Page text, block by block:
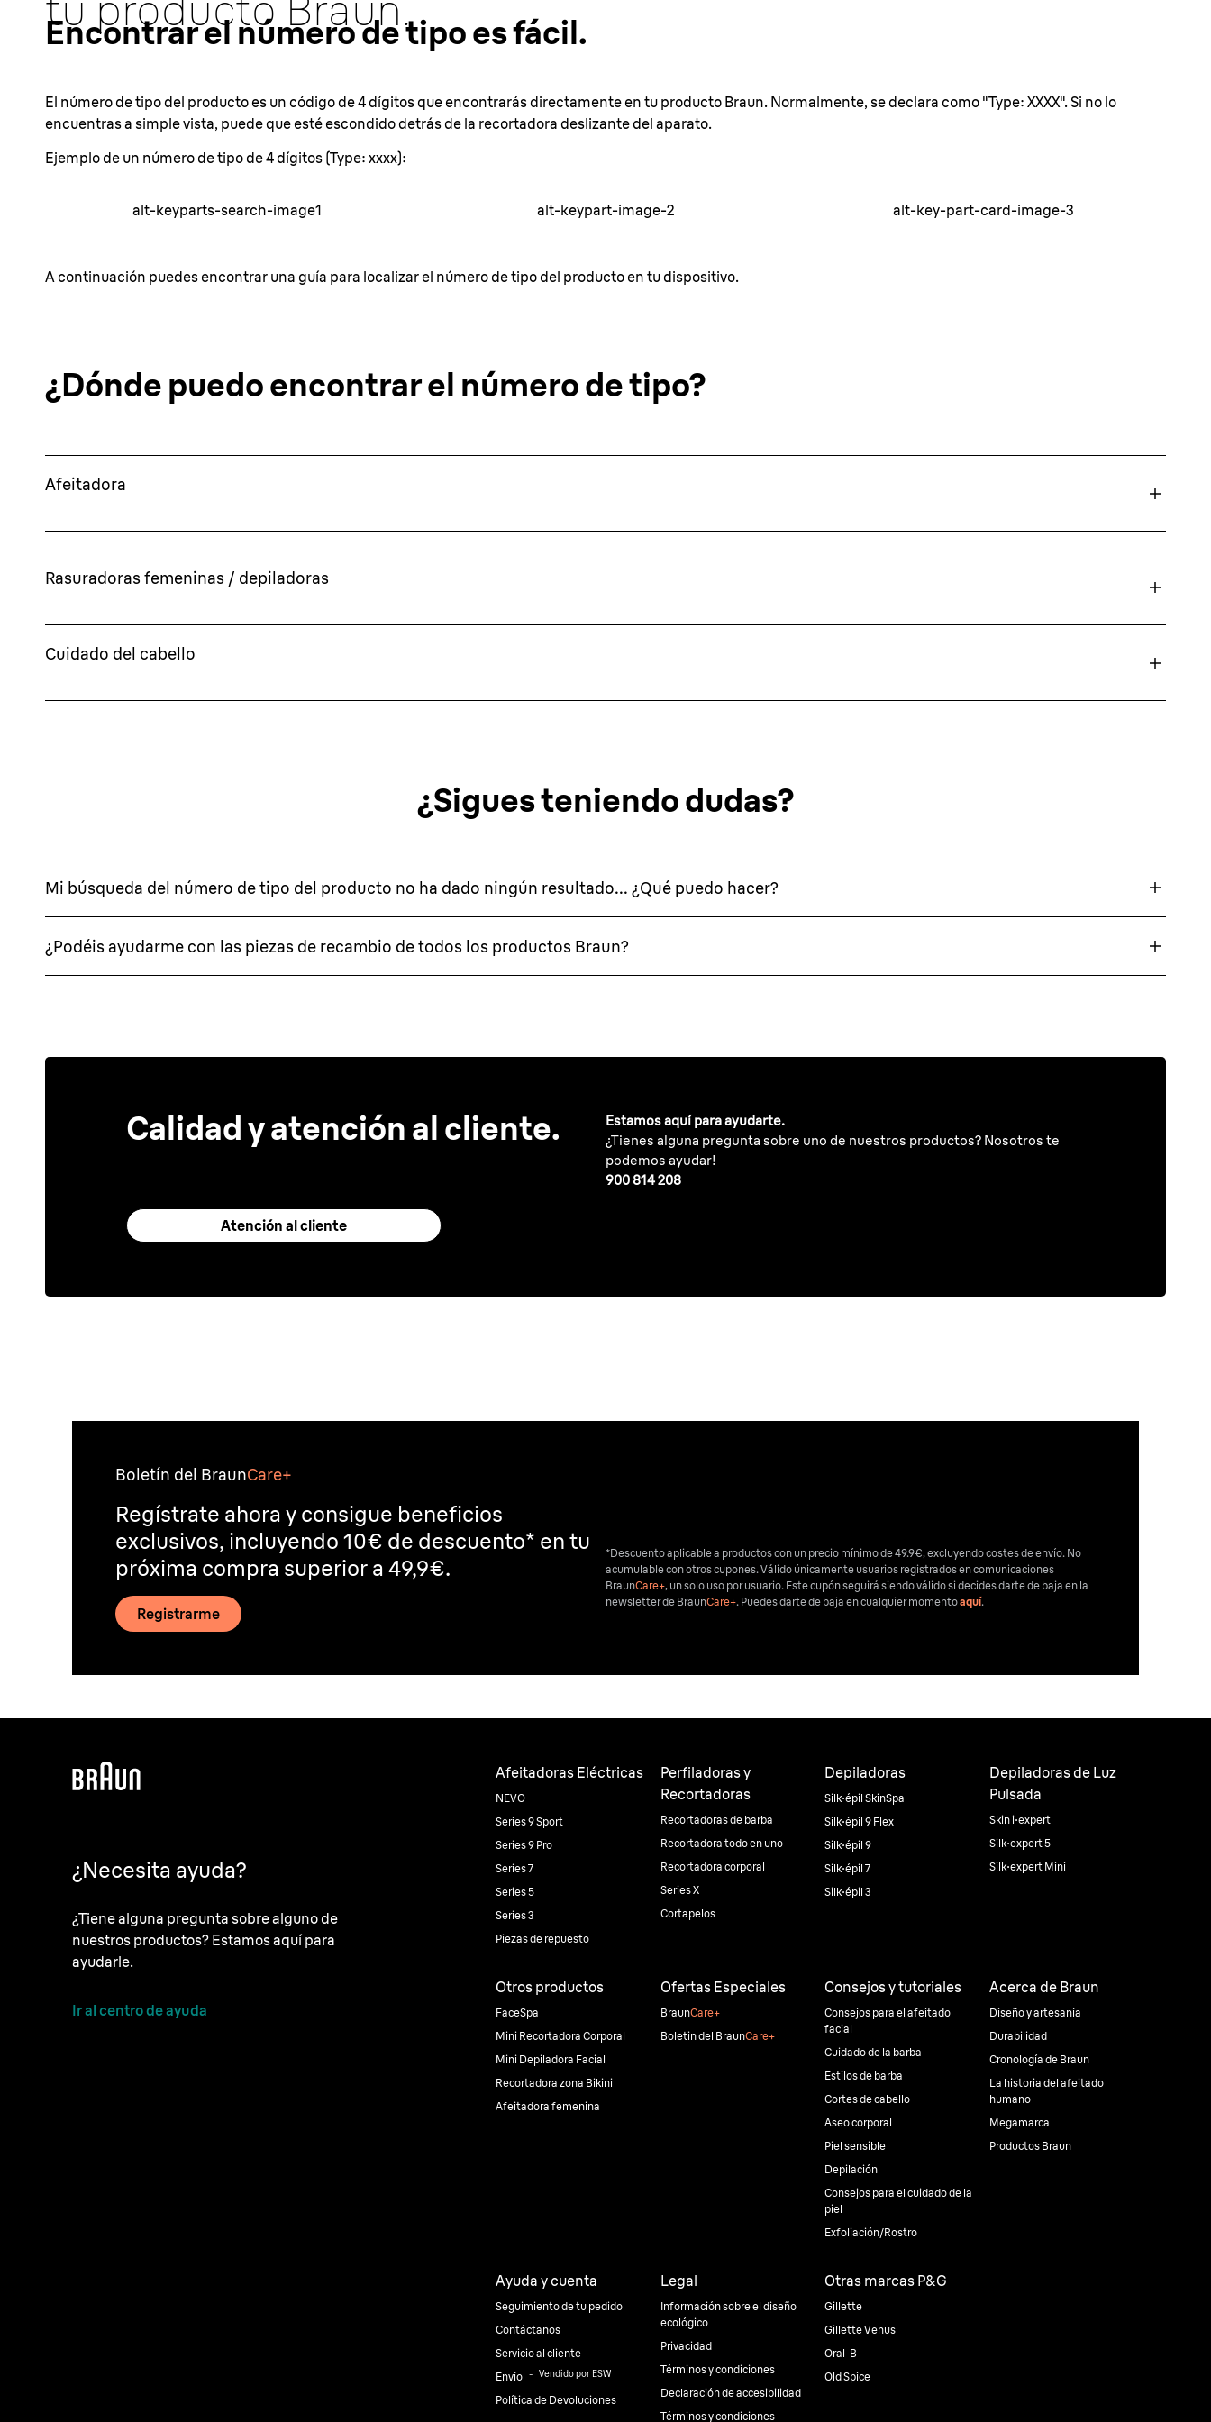
Encontrar el número de tipo es fácil.
El número de tipo del producto es un código de 4 dígitos que encontrarás directamente en tu producto Braun. Normalmente, se declara como "Type: XXXX". Si no lo
encuentras a simple vista, puede que esté escondido detrás de la recortadora deslizante del aparato.
Ejemplo de un número de tipo de 4 dígitos (Type: xxxx):
alt-keyparts-search-image1 alt-keypart-image-2 alt-key-part-card-image-3
A continuación puedes encontrar una guía para localizar el número de tipo del producto en tu dispositivo.
¿Dónde puedo encontrar el número de tipo?
Afeitadora
Rasuradoras femeninas / depiladoras
Cuidado del cabello
¿Sigues teniendo dudas?
Mi búsqueda del número de tipo del producto no ha dado ningún resultado... ¿Qué puedo hacer?
¿Podéis ayudarme con las piezas de recambio de todos los productos Braun?
Calidad y atención al cliente.
Estamos aquí para ayudarte.
¿Tienes alguna pregunta sobre uno de nuestros productos? Nosotros te
podemos ayudar!
900 814 208
Atención al cliente
Boletín del BraunCare+
Regístrate ahora y consigue beneficios
exclusivos, incluyendo 10€ de descuento* en tu
próxima compra superior a 49,9€.
Registrarme
*Descuento aplicable a productos con un precio mínimo de 49.9€, excluyendo costes de envío. No
acumulable con otros cupones. Válido únicamente usuarios registrados en comunicaciones
BraunCare+, un solo uso por usuario. Este cupón seguirá siendo válido si decides darte de baja en la
newsletter de BraunCare+. Puedes darte de baja en cualquier momentoaquí.
¿Necesita ayuda?
¿Tiene alguna pregunta sobre alguno de
nuestros productos? Estamos aquí para
ayudarle.
Ir al centro de ayuda
Afeitadoras Eléctricas
NEVO
Series 9 Sport
Series 9 Pro
Series 7
Series 5
Series 3
Piezas de repuesto
Perfiladoras y
Recortadoras
Recortadoras de barba
Recortadora todo en uno
Recortadora corporal
Series X
Cortapelos
Depiladoras
Silk·épil SkinSpa
Silk·épil 9 Flex
Silk·épil 9
Silk·épil 7
Silk·épil 3
Depiladoras de Luz
Pulsada
Skin i·expert
Silk·expert 5
Silk·expert Mini
Otros productos
FaceSpa
Mini Recortadora Corporal
Mini Depiladora Facial
Recortadora zona Bikini
Afeitadora femenina
Ofertas Especiales
BraunCare+
Boletin del BraunCare+
Consejos y tutoriales
Consejos para el afeitado
facial
Cuidado de la barba
Estilos de barba
Cortes de cabello
Aseo corporal
Piel sensible
Depilación
Consejos para el cuidado de la
piel
Exfoliación/Rostro
Acerca de Braun
Diseño y artesanía
Durabilidad
Cronología de Braun
La historia del afeitado
humano
Megamarca
Productos Braun
Ayuda y cuenta
Seguimiento de tu pedido
Contáctanos
Servicio al cliente
Envío ⠀-⠀ Vendido por ESW
Política de Devoluciones
Legal
Información sobre el diseño
ecológico
Privacidad
Términos y condiciones
Declaración de accesibilidad
Términos y condiciones
Otras marcas P&G
Gillette
Gillette Venus
Oral-B
Old Spice